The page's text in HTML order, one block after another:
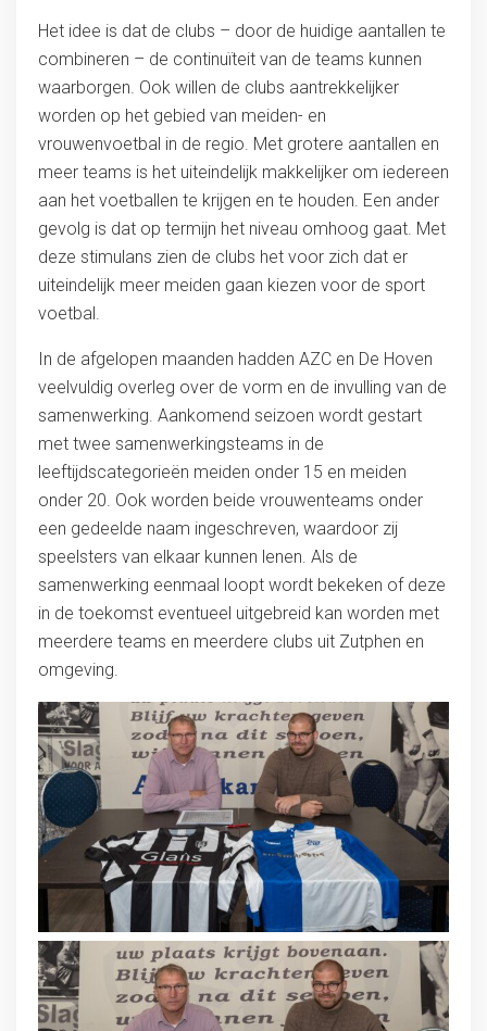
Het idee is dat de clubs – door de huidige aantallen te
combineren – de continuïteit van de teams kunnen
waarborgen. Ook willen de clubs aantrekkelijker
worden op het gebied van meiden- en
vrouwenvoetbal in de regio. Met grotere aantallen en
meer teams is het uiteindelijk makkelijker om iedereen
aan het voetballen te krijgen en te houden. Een ander
gevolg is dat op termijn het niveau omhoog gaat. Met
deze stimulans zien de clubs het voor zich dat er
uiteindelijk meer meiden gaan kiezen voor de sport
voetbal.
In de afgelopen maanden hadden AZC en De Hoven
veelvuldig overleg over de vorm en de invulling van de
samenwerking. Aankomend seizoen wordt gestart
met twee samenwerkingsteams in de
leeftijdscategorieën meiden onder 15 en meiden
onder 20. Ook worden beide vrouwenteams onder
een gedeelde naam ingeschreven, waardoor zij
speelsters van elkaar kunnen lenen. Als de
samenwerking eenmaal loopt wordt bekeken of deze
in de toekomst eventueel uitgebreid kan worden met
meerdere teams en meerdere clubs uit Zutphen en
omgeving.